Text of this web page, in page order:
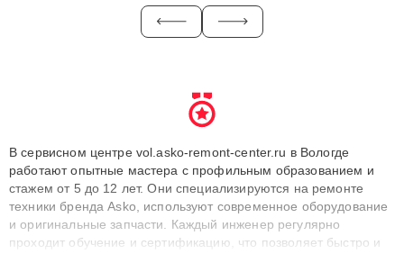
В сервисном центре vol.asko-remont-center.ru в Вологде
работают опытные мастера с профильным образованием и
стажем от 5 до 12 лет. Они специализируются на ремонте
техники бренда Asko, используют современное оборудование
и оригинальные запчасти. Каждый инженер регулярно
проходит обучение и сертификацию, что позволяет быстро и